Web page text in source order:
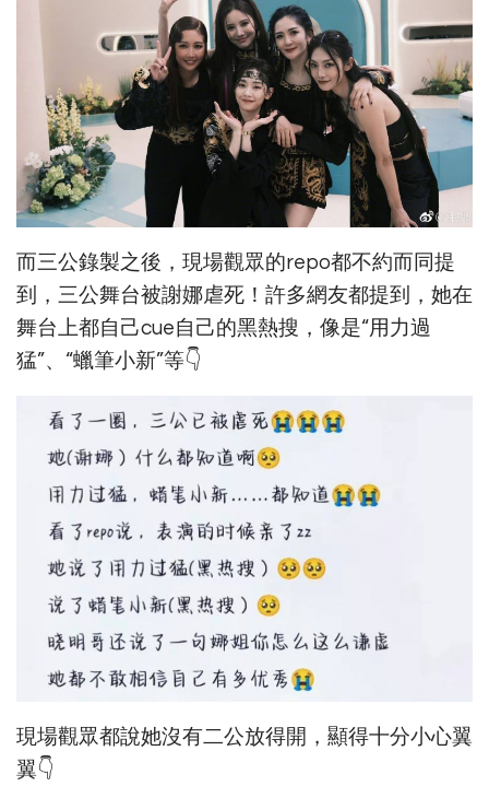
而三公錄製之後，現場觀眾的repo都不約而同提
到，三公舞台被謝娜虐死！許多網友都提到，她在
舞台上都自己cue自己的黑熱搜，像是“用力過
猛”、“蠟筆小新”等👇
現場觀眾都說她沒有二公放得開，顯得十分小心翼
翼👇